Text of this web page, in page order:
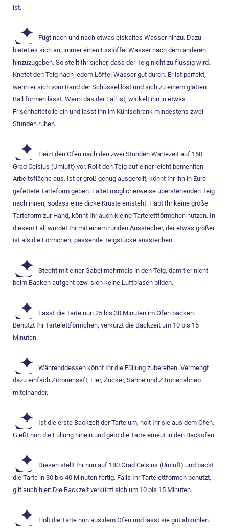
ist.
Fügt nach und nach etwas eiskaltes Wasser hinzu. Dazu
bietet es sich an, immer einen Esslöffel Wasser nach dem anderen
hinzuzugeben. So stellt Ihr sicher, dass der Teig nicht zu flüssig wird.
Knetet den Teig nach jedem Löffel Wasser gut durch. Er ist perfekt,
wenn er sich vom Rand der Schüssel löst und sich zu einem glatten
Ball formen lässt. Wenn das der Fall ist, wickelt ihn in etwas
Frischhaltefolie ein und lasst ihn im Kühlschrank mindestens zwei
Stunden ruhen.
Heizt den Ofen nach den zwei Stunden Wartezeit auf 150
Grad Celsius (Umluft) vor. Rollt den Teig auf einer leicht bemehlten
Arbeitsfläche aus. Ist er groß genug ausgerollt, könnt Ihr ihn in Eure
gefettete Tarteform geben. Faltet möglicherweise überstehenden Teig
nach innen, sodass eine dicke Kruste entsteht. Habt Ihr keine große
Tarteform zur Hand, könnt Ihr auch kleine Tartelettförmchen nutzen. In
diesem Fall würdet Ihr mit einem runden Ausstecher, der etwas größer
ist als die Förmchen, passende Teigstücke ausstechen.
Stecht mit einer Gabel mehrmals in den Teig, damit er nicht
beim Backen aufgeht bzw. sich keine Luftblasen bilden.
Lasst die Tarte nun 25 bis 30 Minuten im Ofen backen.
Benutzt Ihr Tartelettförmchen, verkürzt die Backzeit um 10 bis 15
Minuten.
Währenddessen könnt Ihr die Füllung zubereiten. Vermengt
dazu einfach Zitronensaft, Eier, Zucker, Sahne und Zitronenabrieb
miteinander.
Ist die erste Backzeit der Tarte um, holt Ihr sie aus dem Ofen.
Gießt nun die Füllung hinein und gebt die Tarte erneut in den Backofen.
Diesen stellt Ihr nun auf 180 Grad Celsius (Umluft) und backt
die Tarte in 30 bis 40 Minuten fertig. Falls Ihr Tartelettformen benutzt,
gilt auch hier: Die Backzeit verkürzt sich um 10 bis 15 Minuten.
Holt die Tarte nun aus dem Ofen und lasst sie gut abkühlen.